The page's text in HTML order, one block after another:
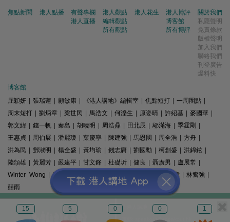
15 5 0 0 1
焦點新聞 港人點播
有聲專欄
港人直播
港人觀點
編輯觀點
所有觀點
港人花生
港人博評
博客館
所有博評
關於我們
私隱聲明
免責條款
版權聲明
加入我們
聯絡我們
刊登廣告
爆料快
博客館
屈穎妍
張瑞蓮 顧敏康 《港人講地》編輯室 焦點短打 一周圈點
周末短打
劉炳章 梁世民 馬浩文 何濼生 原姿晴 許紹基 麥國華
郭文緯
錢一帆 秦島 胡曉明 周浩鼎 田北辰 鄔滿海 季霆剛
王惠貞
周伯展 潘麗瓊 葉慶寧 陳建強 馬恩國 周全浩 方舟
洪為民
鄧淑明 楊全盛 黃均瑜 錢志庸 劉國勳 柯創盛 洪錦鉉
陸頌雄
黃麗芳 嚴建平 甘文鋒 杜礎圻 健良 聶廣男 盧展常
Winter Wong
K2 梁文新 羅崑 姚銘 精選文章 林奮強
囍雨
© 港人講地
電郵: speakout@speakout.hk